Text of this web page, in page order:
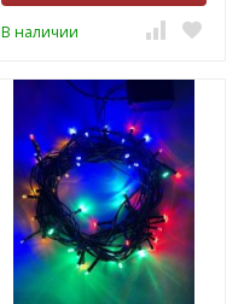
В наличии